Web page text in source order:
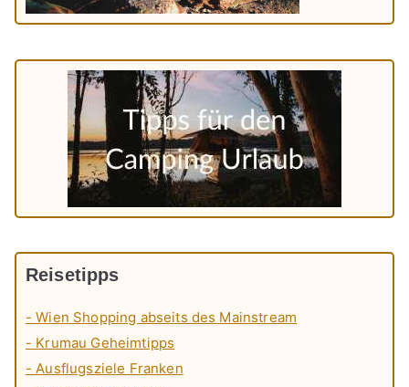
Reisetipps
- Wien Shopping abseits des Mainstream
- Krumau Geheimtipps
- Ausflugsziele Franken